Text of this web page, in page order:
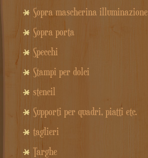
Sopra mascherina illuminazione
Sopra porta
Specchi
Stampi per dolci
stencil
Supporti per quadri, piatti etc.
taglieri
Targhe